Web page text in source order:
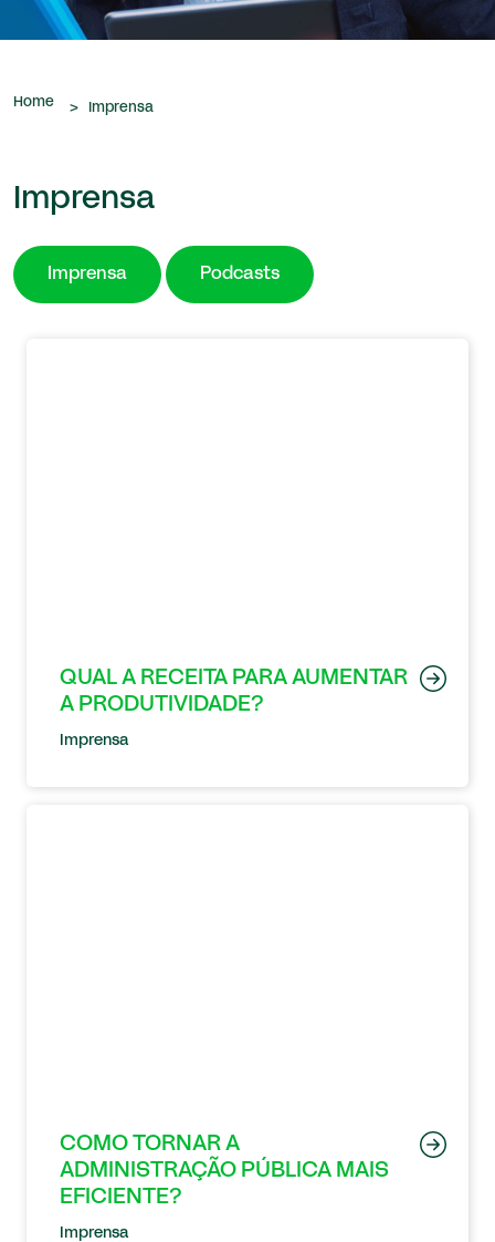
que nos são confiados.
Home > Imprensa
Imprensa
Imprensa Podcasts
QUAL A RECEITA PARA AUMENTAR
A PRODUTIVIDADE?
Imprensa
COMO TORNAR A
ADMINISTRAÇÃO PÚBLICA MAIS
EFICIENTE?
Imprensa